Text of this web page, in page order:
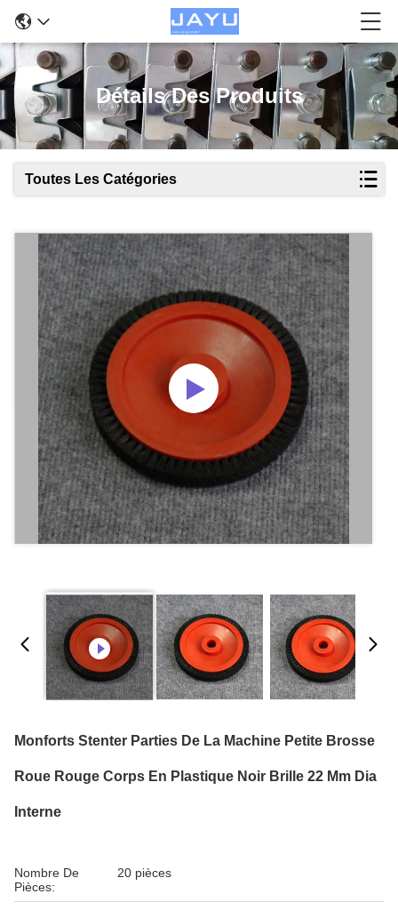
Détails Des Produits
Toutes Les Catégories
Monforts Stenter Parties De La Machine Petite Brosse
Roue Rouge Corps En Plastique Noir Brille 22 Mm Dia
Interne
Nombre De
Pièces:
20 pièces